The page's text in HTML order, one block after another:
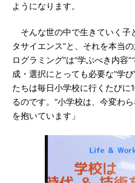
ようになります。
そんな世の中で生きていく子
タサイエンス”と、それを本当
ログラミング”は“学ぶべき内容
成・選択にとっても必要な“学
たちは毎日小学校に行くたびに
るのです。“小学校は、今変わ
を抱いています」